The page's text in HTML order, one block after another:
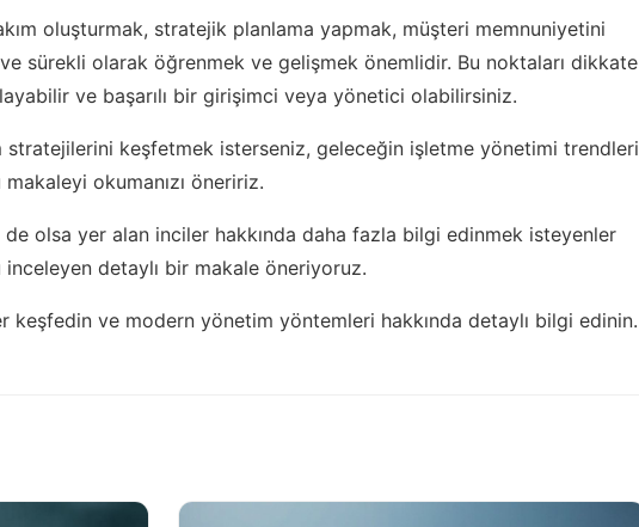
oluşturmak, stratejik planlama yapmak, müşteri memnuniyetini
sürekli olarak öğrenmek ve gelişmek önemlidir. Bu noktaları dikkate
ve başarılı bir girişimci veya yönetici olabilirsiniz.
stratejilerini keşfetmek isterseniz, geleceğin işletme yönetimi trendleri
okumanızı öneririz.
de olsa yer alan inciler hakkında daha fazla bilgi edinmek isteyenler
inceleyen detaylı bir makale öneriyoruz.
keşfedin ve modern yönetim yöntemleri hakkında detaylı bilgi edinin.